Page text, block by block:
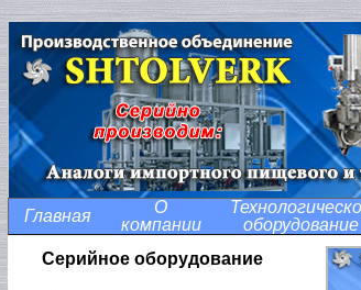
Главная
О
компании
оборудование
Серийное оборудование